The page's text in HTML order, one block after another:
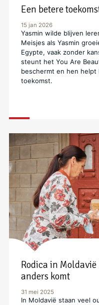
Een betere
15 jan 2026
Yasmin wilde blijven
Meisjes als Yasmin
Egypte, vaak zonder
steunt het You Are
beschermt en hen
toekomst.
Rodica in
anders komt
31 mei 2025
In Moldavië staan veel